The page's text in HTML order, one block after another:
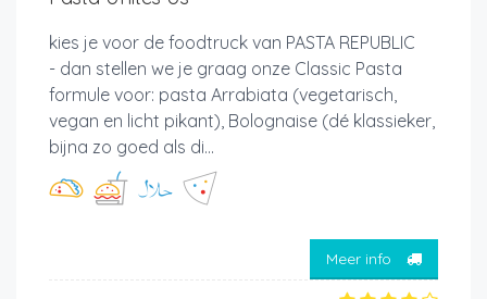
kies je voor de foodtruck van PASTA REPUBLIC
- dan stellen we je graag onze Classic Pasta
formule voor: pasta Arrabiata (vegetarisch,
vegan en licht pikant), Bolognaise (dé klassieker,
bijna zo goed als di...
Meer info